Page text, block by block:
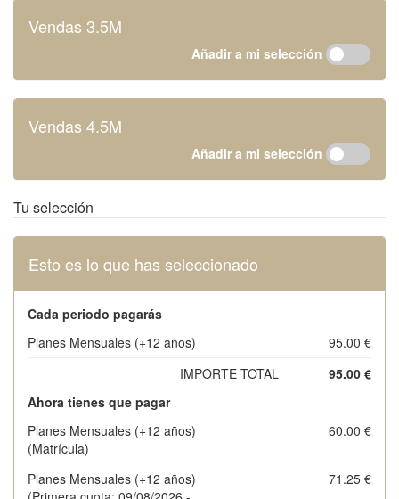
Vendas 3.5M
Añadir a mi selección
Vendas 4.5M
Añadir a mi selección
Tu selección
Esto es lo que has seleccionado
Cada periodo pagarás
Planes Mensuales (+12 años)
95.00 €
IMPORTE TOTAL
95.00 €
Ahora tienes que pagar
Planes Mensuales (+12 años)
(Matrícula)
60.00 €
Planes Mensuales (+12 años)
71.25 €